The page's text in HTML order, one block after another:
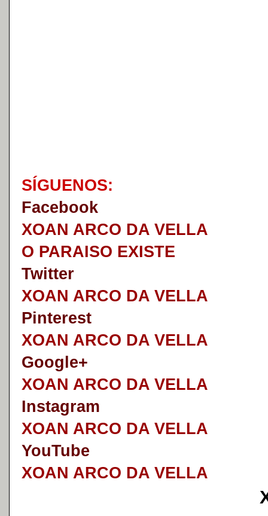
SÍGUENOS:
Facebook
XOAN ARCO DA VELLA
O PARAISO EXISTE
Twitter
XOAN ARCO DA VELLA
Pinterest
XOAN ARCO DA VELLA
Google+
XOAN ARCO DA VELLA
Instagram
XOAN ARCO DA VELLA
YouTube
XOAN ARCO DA VELLA